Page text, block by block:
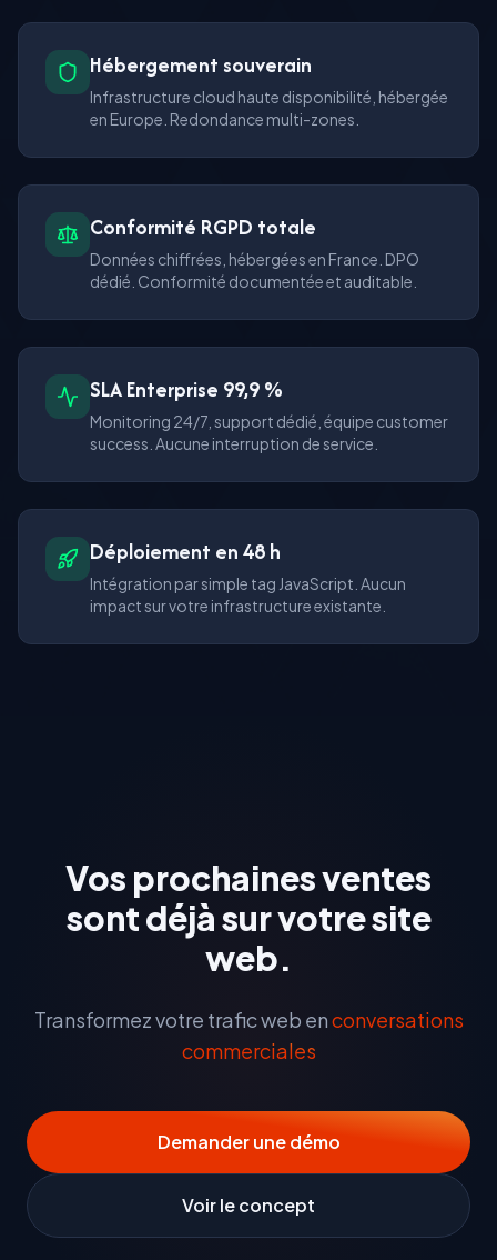
Hébergement souverain
Infrastructure cloud haute disponibilité, hébergée
en Europe. Redondance multi-zones.
Conformité RGPD totale
Données chiffrées, hébergées en France. DPO
dédié. Conformité documentée et auditable.
SLA Enterprise 99,9 %
Monitoring 24/7, support dédié, équipe customer
success. Aucune interruption de service.
Déploiement en 48 h
Intégration par simple tag JavaScript. Aucun
impact sur votre infrastructure existante.
Vos prochaines ventes
sont déjà sur votre site
web.
Transformez votre trafic web enconversations
commerciales
Demander une démo
Voir le concept